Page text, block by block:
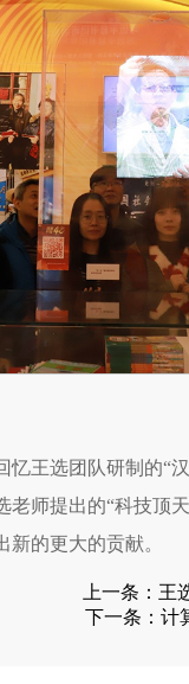
王选团队研制的“
师提出的“科技顶
的更大的贡献。
上一条： 王
下一条： 计